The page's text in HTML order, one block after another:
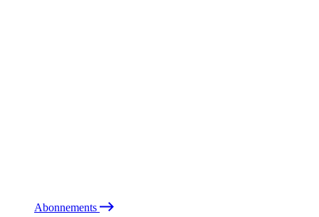
Abonnements